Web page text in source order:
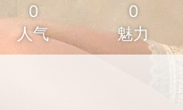
0
人气
0
魅力